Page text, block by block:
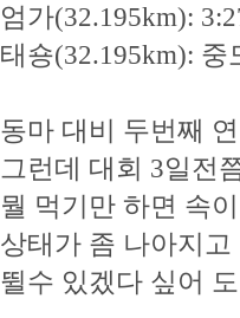
엄가(32.195km):
태숑(32.195km): 중
동마 대비 두번째
그런데 대회 3일전
뭘 먹기만 하면 속
상태가 좀 나아지
뛸수 있겠다 싶어